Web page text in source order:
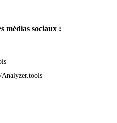
médias sociaux :
Analyzer.tools